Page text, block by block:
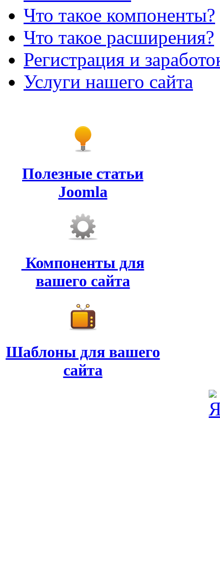
Что такое компоненты?
Что такое расширения?
Регистрация и
Услуги нашего сайта
Полезные статьи
Joomla
Компоненты для
вашего сайта
Шаблоны для вашего
сайта